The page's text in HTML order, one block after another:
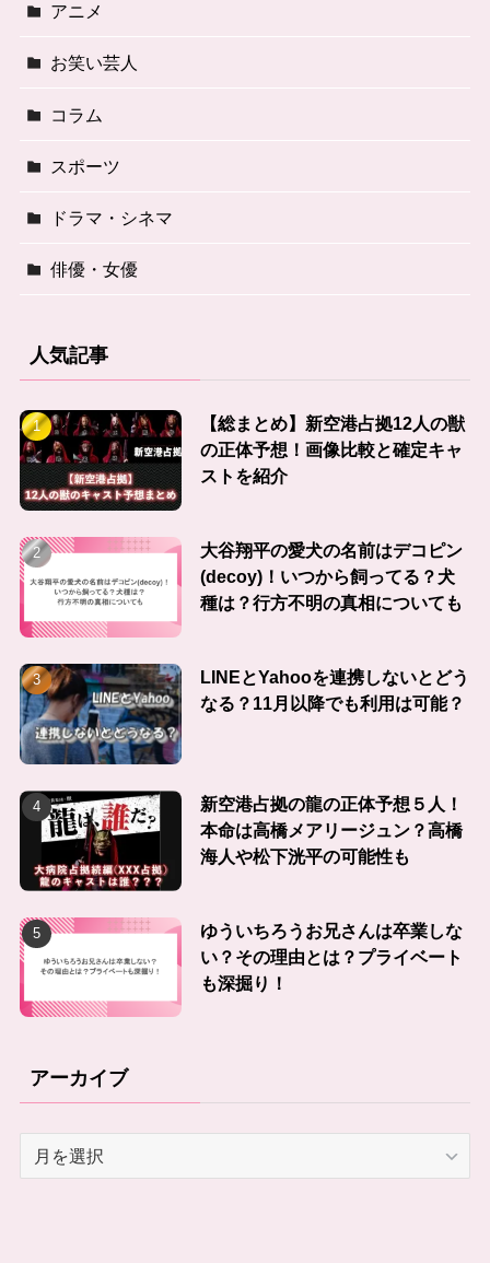
アニメ
お笑い芸人
コラム
スポーツ
ドラマ・シネマ
俳優・女優
人気記事
【総まとめ】新空港占拠12人の獣
の正体予想！画像比較と確定キャ
ストを紹介
大谷翔平の愛犬の名前はデコピン
(decoy)！いつから飼ってる？犬
種は？行方不明の真相についても
LINEとYahooを連携しないとどう
なる？11月以降でも利用は可能？
新空港占拠の龍の正体予想５人！
本命は高橋メアリージュン？高橋
海人や松下洸平の可能性も
ゆういちろうお兄さんは卒業しな
い？その理由とは？プライベート
も深掘り！
アーカイブ